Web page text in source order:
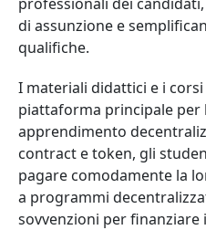
di assunzione e
qualifiche.
I materiali didattici e i
piattaforma principale per
apprendimento
contract e token, gli
pagare comodamente la
a programmi
sovvenzioni per finanziare